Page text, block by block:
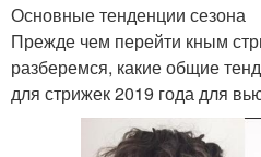
Основные тенденции сезона
Прежде чем перейти кным
разберемся, какие общие
для стрижек 2019 года для